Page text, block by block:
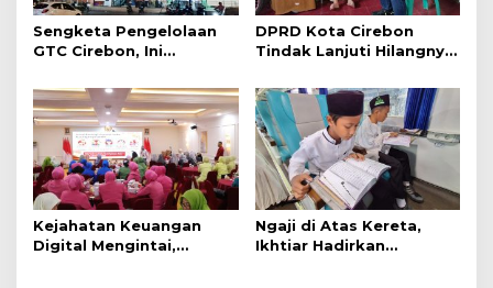
Sengketa Pengelolaan
GTC Cirebon, Ini
Simanjuntak
DPRD Kota Cirebon
Tindak Lanjuti Hilangnya
Disabilitas
Kejahatan Keuangan
Digital Mengintai,
Ngaji di Atas Kereta,
Ikhtiar Hadirkan